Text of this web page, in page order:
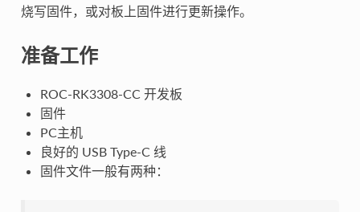
烧写固件，或对板上固件进行更新操作。
准备工作
ROC-RK3308-CC 开发板
固件
PC主机
良好的 USB Type-C 线
固件文件一般有两种：